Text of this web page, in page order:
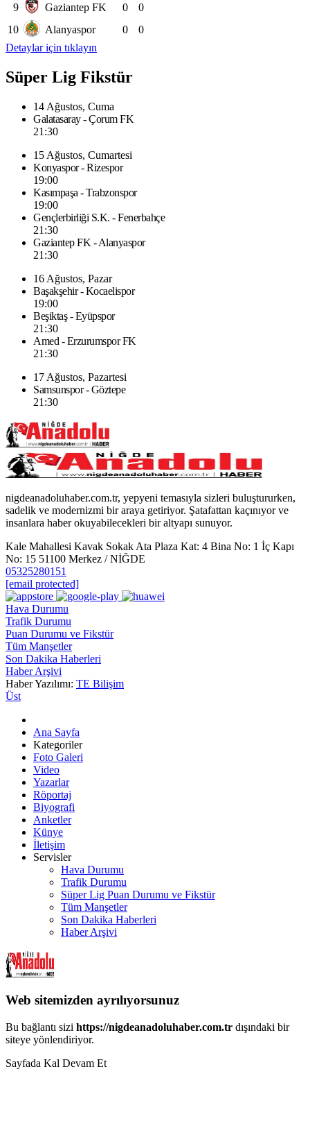
9
Gaziantep FK 0
0
10
Alanyaspor 0
0
Detaylar için tıklayın
Süper Lig Fikstür
14 Ağustos, Cuma
Galatasaray - Çorum FK
21:30
15 Ağustos, Cumartesi
Konyaspor - Rizespor
19:00
Kasımpaşa - Trabzonspor
19:00
Gençlerbirliği S.K. - Fenerbahçe
21:30
Gaziantep FK - Alanyaspor
21:30
16 Ağustos, Pazar
Başakşehir - Kocaelispor
19:00
Beşiktaş - Eyüpspor
21:30
Amed - Erzurumspor FK
21:30
17 Ağustos, Pazartesi
Samsunspor - Göztepe
21:30
nigdeanadoluhaber.com.tr, yepyeni temasıyla sizleri buluştururken,
sadelik ve modernizmi bir araya getiriyor. Şatafattan kaçınıyor ve
insanlara haber okuyabilecekleri bir altyapı sunuyor.
Kale Mahallesi Kavak Sokak Ata Plaza Kat: 4 Bina No: 1 İç Kapı
No: 15 51100 Merkez / NİĞDE
05325280151
[email protected]
Hava Durumu
Trafik Durumu
Puan Durumu ve Fikstür
Tüm Manşetler
Son Dakika Haberleri
Haber Arşivi
Haber Yazılımı: TE Bilişim
Üst
Ana Sayfa
Kategoriler
Foto Galeri
Video
Yazarlar
Röportaj
Biyografi
Anketler
Künye
İletişim
Servisler
Hava Durumu
Trafik Durumu
Süper Lig Puan Durumu ve Fikstür
Tüm Manşetler
Son Dakika Haberleri
Haber Arşivi
Web sitemizden ayrılıyorsunuz
Bu bağlantı sizi https://nigdeanadoluhaber.com.tr dışındaki bir
siteye yönlendiriyor.
Sayfada Kal Devam Et